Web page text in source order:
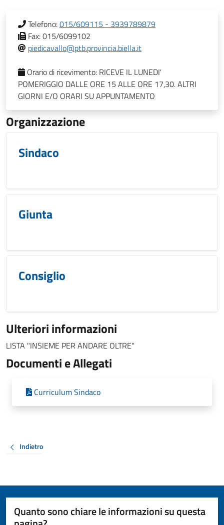
Telefono:015/609115 - 3939789879
Fax:015/6099102
piedicavallo@ptb.provincia.biella.it
Orario di ricevimento: RICEVE IL LUNEDI'
POMERIGGIO DALLE ORE 15 ALLE ORE 17,30. ALTRI
GIORNI E/O ORARI SU APPUNTAMENTO
Organizzazione
Sindaco
Giunta
Consiglio
Ulteriori informazioni
LISTA "INSIEME PER ANDARE OLTRE"
Documenti e Allegati
Curriculum Sindaco
Indietro
Quanto sono chiare le informazioni su questa